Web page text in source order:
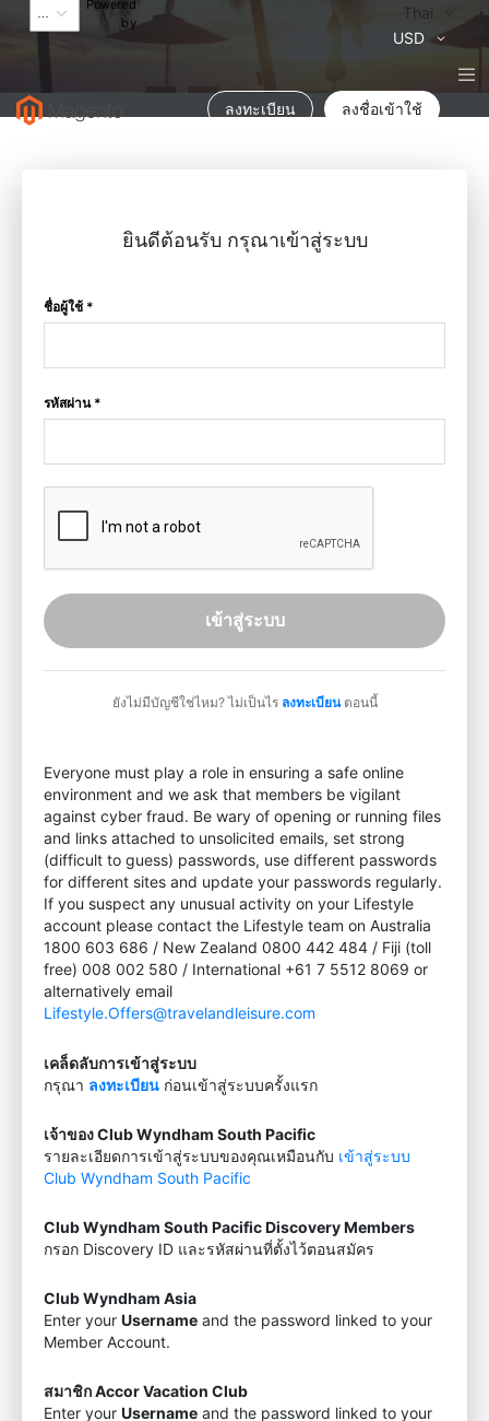
Powered
by
Language
Thai
USD
ลงทะเบียน ลงชื่อเข้าใช้
ยินดีต้อนรับ กรุณาเข้าสู่ระบบ
ชื่อผู้ใช้ *
รหัสผ่าน *
เข้าสู่ระบบ
ยังไม่มีบัญชีใช่ไหม? ไม่เป็นไร ลงทะเบียนตอนนี้
Everyone must play a role in ensuring a safe online
environment and we ask that members be vigilant
against cyber fraud. Be wary of opening or running files
and links attached to unsolicited emails, set strong
(difficult to guess) passwords, use different passwords
for different sites and update your passwords regularly.
If you suspect any unusual activity on your Lifestyle
account please contact the Lifestyle team on Australia
1800 603 686 / New Zealand 0800 442 484 / Fiji (toll
free) 008 002 580 / International +61 7 5512 8069 or
alternatively email
Lifestyle.Offers@travelandleisure.com
เคล็ดลับการเข้าสู่ระบบ
กรุณา ลงทะเบียน ก่อนเข้าสู่ระบบครั้งแรก
เจ้าของ Club Wyndham South Pacific
รายละเอียดการเข้าสู่ระบบของคุณเหมือนกับ เข้าสู่ระบบ
Club Wyndham South Pacific
Club Wyndham South Pacific Discovery Members
กรอก Discovery ID และรหัสผ่านที่ตั้งไว้ตอนสมัคร
Club Wyndham Asia
Enter your Username and the password linked to your
Member Account.
สมาชิก Accor Vacation Club
Enter your Username and the password linked to your